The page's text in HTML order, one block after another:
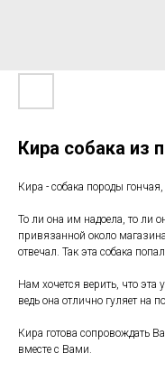
Кира собака из
Кира - собака породы
То ли она им надоела, то ли
привязанной около
отвечал. Так эта собака
Нам хочется верить, что
ведь она отлично гуляет на
Кира готова сопровождать
вместе с Вами.